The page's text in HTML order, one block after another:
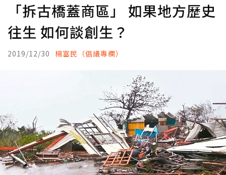
「拆古橋蓋商區」 如果地方歷史
往生 如何談創生？
2019/12/30 楊富民（倡議專欄）